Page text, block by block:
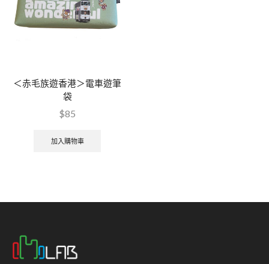
＜赤毛族遊香港＞電車遊筆
袋
$85
加入購物車